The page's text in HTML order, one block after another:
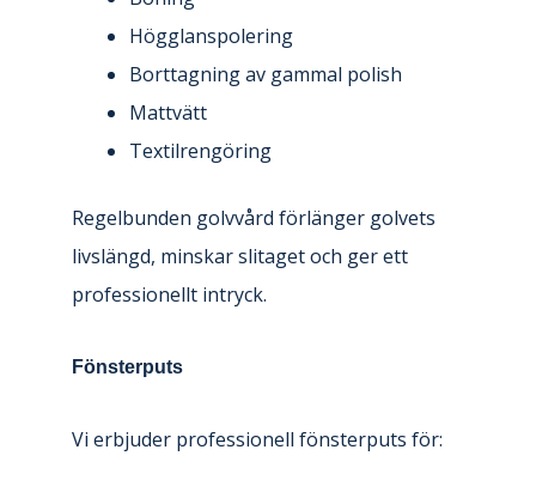
Högglanspolering
Borttagning av gammal polish
Mattvätt
Textilrengöring
Regelbunden golvvård förlänger golvets
livslängd, minskar slitaget och ger ett
professionellt intryck.
Fönsterputs
Vi erbjuder professionell fönsterputs för: